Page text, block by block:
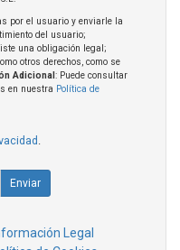
por el usuario y enviarle la
del usuario;
una obligación legal;
otros derechos, como se
Adicional : Puede consultar
en nuestra Política de
Enviar
Legal